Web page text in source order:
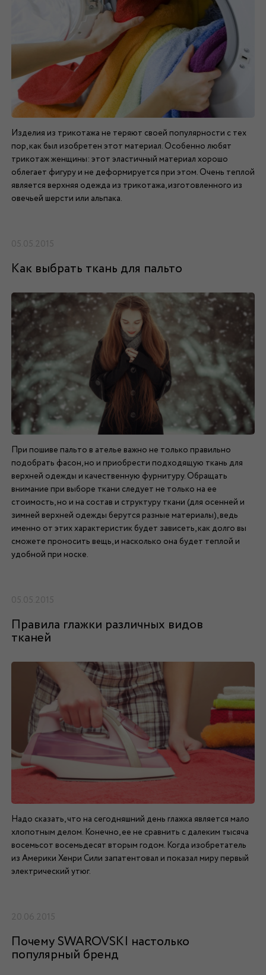
Изделия из трикотажа не теряют своей популярности с тех
пор, как был изобретен этот материал. Особенно любят
трикотаж женщины: этот эластичный материал хорошо
облегает фигуру и не деформируется при этом. Очень теплой
является верхняя одежда из трикотажа, изготовленного из
овечьей шерсти или альпака.
05.05.2015
Как выбрать ткань для пальто
При пошиве пальто в ателье важно не только правильно
подобрать фасон, но и приобрести подходящую ткань для
верхней одежды и качественную фурнитуру. Обращать
внимание при выборе ткани следует не только на ее
стоимость, но и на состав и структуру ткани (для осенней и
зимней верхней одежды берутся разные материалы), ведь
именно от этих характеристик будет зависеть, как долго вы
сможете проносить вещь, и насколько она будет теплой и
удобной при носке.
05.05.2015
Правила глажки различных видов
тканей
Надо сказать, что на сегодняшний день глажка является мало
хлопотным делом. Конечно, ее не сравнить с далеким тысяча
восемьсот восемьдесят вторым годом. Когда изобретатель
из Америки Хенри Сили запатентовал и показал миру первый
электрический утюг.
20.06.2015
Почему SWAROVSKI настолько
популярный бренд